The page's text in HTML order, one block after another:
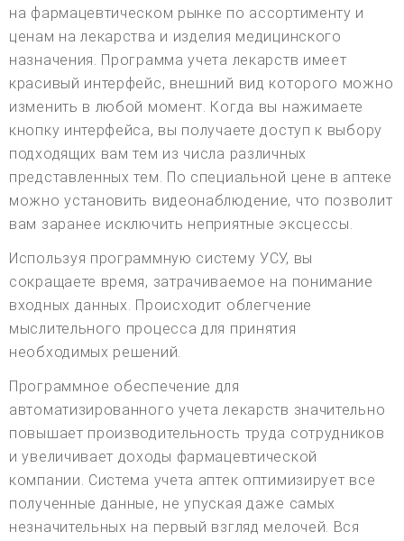
на фармацевтическом рынке по ассортименту и
ценам на лекарства и изделия медицинского
назначения. Программа учета лекарств имеет
красивый интерфейс, внешний вид которого можно
изменить в любой момент. Когда вы нажимаете
кнопку интерфейса, вы получаете доступ к выбору
подходящих вам тем из числа различных
представленных тем. По специальной цене в аптеке
можно установить видеонаблюдение, что позволит
вам заранее исключить неприятные эксцессы.
Используя программную систему УСУ, вы
сокращаете время, затрачиваемое на понимание
входных данных. Происходит облегчение
мыслительного процесса для принятия
необходимых решений.
Программное обеспечение для
автоматизированного учета лекарств значительно
повышает производительность труда сотрудников
и увеличивает доходы фармацевтической
компании. Система учета аптек оптимизирует все
полученные данные, не упуская даже самых
незначительных на первый взгляд мелочей. Вся